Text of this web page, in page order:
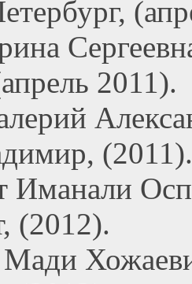
2011).
(2011).
Иманали
(2012).
Мади